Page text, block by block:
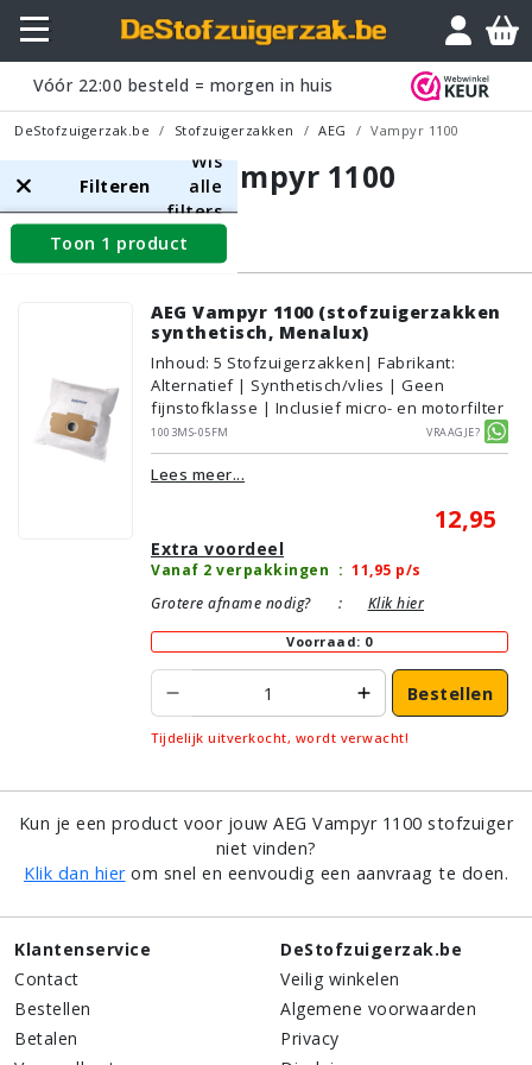
Vóór 22:00 besteld = morgen in huis
DeStofzuigerzak.be Stofzuigerzakken AEG Vampyr 1100
AEG Vampyr 1100
Filteren
Wis
alle
filters
Toon 1 product
Stofzuigerzakken
AEG Vampyr 1100 (stofzuigerzakken
synthetisch, Menalux)
Inhoud: 5 Stofzuigerzakken| Fabrikant:
Alternatief | Synthetisch/vlies | Geen
fijnstofklasse | Inclusief micro- en motorfilter
1003MS-05FM
Vraagje?
Lees meer...
12,95
Extra voordeel
Vanaf 2 verpakkingen : 11,95 p/s
Grotere afname nodig?
: Klik hier
Voorraad: 0
Bestellen
Tijdelijk uitverkocht, wordt verwacht!
Kun je een product voor jouw AEG Vampyr 1100 stofzuiger
niet vinden?
Klik dan hierom snel en eenvoudig een aanvraag te doen.
Klantenservice
Contact
Bestellen
Betalen
DeStofzuigerzak.be
Veilig winkelen
Algemene voorwaarden
Privacy